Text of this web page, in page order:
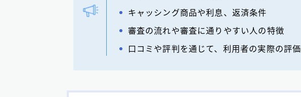
キャッシング商品や利息、返済条件
審査の流れや審査に通りやすい人の特徴
口コミや評判を通じて、利用者の実際の評価